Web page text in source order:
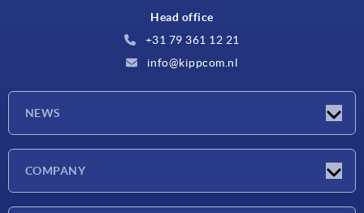
Head office
+31 79 361 12 21
info@kippcom.nl
NEWS
COMPANY